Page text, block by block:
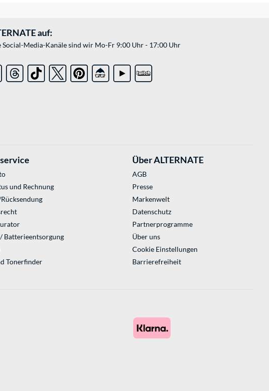
auf:
Social-Media-Kanäle sind wir Mo-Fr 9:00 Uhr - 17:00 Uhr
und Rechnung
Batterieentsorgung
Tonerfinder
Über ALTERNATE
AGB
Presse
Markenwelt
Datenschutz
Partnerprogramme
Über uns
Cookie Einstellungen
Barrierefreiheit